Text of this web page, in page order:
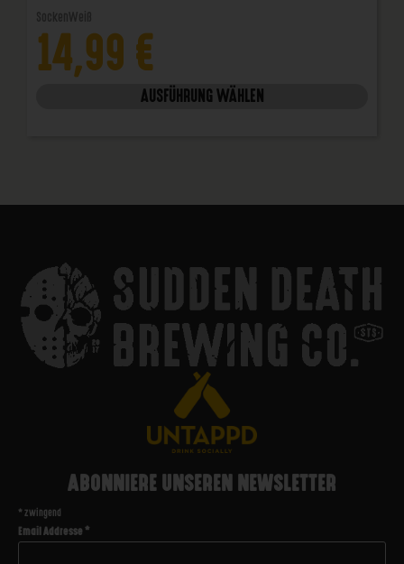
14,99 €
AUSFÜHRUNG WÄHLEN
ABONNIERE UNSEREN NEWSLETTER
* zwingend
Email Addresse*